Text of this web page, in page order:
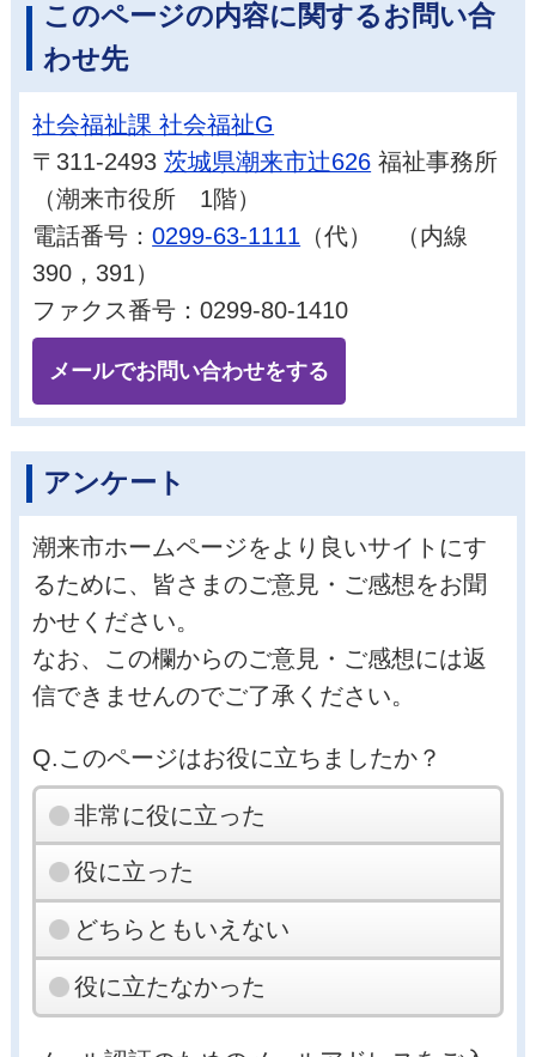
このページの内容に関するお問い合
わせ先
社会福祉課 社会福祉G
〒311-2493茨城県潮来市辻626 福祉事務所
（潮来市役所 1階）
電話番号：0299-63-1111 （代） （内線
390，391）
ファクス番号：0299-80-1410
メールでお問い合わせをする
アンケート
潮来市ホームページをより良いサイトにす
るために、皆さまのご意見・ご感想をお聞
かせください。
なお、この欄からのご意見・ご感想には返
信できませんのでご了承ください。
Q.このページはお役に立ちましたか？
非常に役に立った
役に立った
どちらともいえない
役に立たなかった